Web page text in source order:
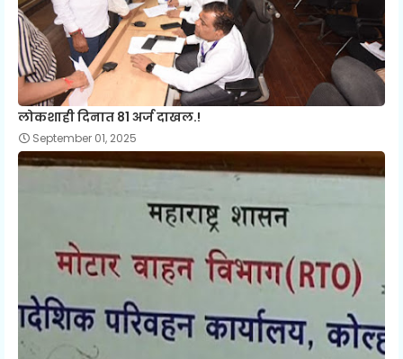
लोकशाही दिनात 81 अर्ज दाखल.!
September 01, 2025